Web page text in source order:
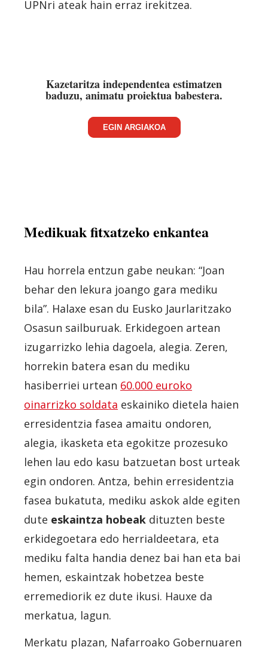
UPNri ateak hain erraz irekitzea.
Kazetaritza independentea estimatzen
baduzu, animatu proiektua babestera.
EGIN ARGIAKOA
Medikuak fitxatzeko enkantea
Hau horrela entzun gabe neukan: “Joan
behar den lekura joango gara mediku
bila”. Halaxe esan du Eusko Jaurlaritzako
Osasun sailburuak. Erkidegoen artean
izugarrizko lehia dagoela, alegia. Zeren,
horrekin batera esan du mediku
hasiberriei urtean 60.000 euroko
oinarrizko soldata eskainiko dietela haien
erresidentzia fasea amaitu ondoren,
alegia, ikasketa eta egokitze prozesuko
lehen lau edo kasu batzuetan bost urteak
egin ondoren. Antza, behin erresidentzia
fasea bukatuta, mediku askok alde egiten
dute eskaintza hobeak dituzten beste
erkidegoetara edo herrialdeetara, eta
mediku falta handia denez bai han eta bai
hemen, eskaintzak hobetzea beste
erremediorik ez dute ikusi. Hauxe da
merkatua, lagun.
Merkatu plazan, Nafarroako Gobernuaren